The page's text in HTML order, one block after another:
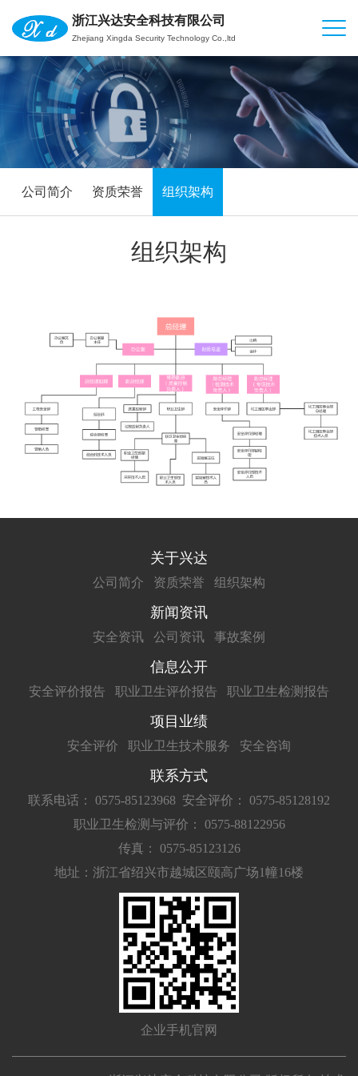
浙江兴达安全科技有限公司
Zhejiang Xingda Security Technology Co.,ltd
公司简介 资质荣誉 组织架构
组织架构
关于兴达
公司简介 资质荣誉 组织架构
新闻资讯
安全资讯 公司资讯 事故案例
信息公开
安全评价报告 职业卫生评价报告 职业卫生检测报告
项目业绩
安全评价 职业卫生技术服务 安全咨询
联系方式
联系电话： 0575-85123968 安全评价： 0575-85128192
职业卫生检测与评价： 0575-88122956
传真： 0575-85123126
地址：浙江省绍兴市越城区颐高广场1幢16楼
企业手机官网